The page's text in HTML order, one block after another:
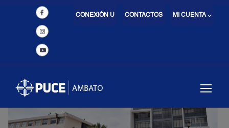
MI CUENTA ⌵
CONTACTOS
CONEXIÓN U